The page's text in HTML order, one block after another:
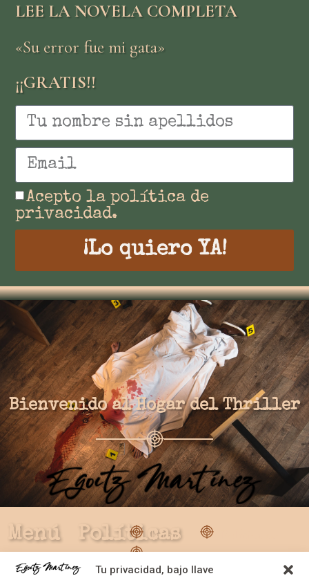
Tu privacidad, bajo llave
LEE LA NOVELA COMPLETA
«Su error fue mi gata»
¡¡GRATIS!!
Acepto la política de
privacidad.
¡Lo quiero YA!
Bienvenido al Hogar del Thriller
Menú Políticas
Inicio
Leer mi
privacidad